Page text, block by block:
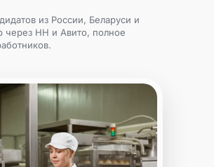
из России, Беларуси и
через HH и Авито, полное